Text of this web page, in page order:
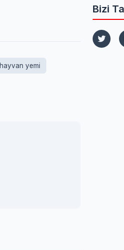
hayvan yemi
Bizi